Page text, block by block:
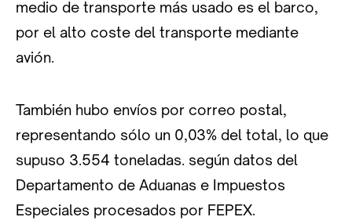
medio de transporte más usado es el barco,
por el alto coste del transporte mediante
avión.
También hubo envíos por correo postal,
representando sólo un 0,03% del total, lo que
supuso 3.554 toneladas. según datos del
Departamento de Aduanas e Impuestos
Especiales procesados por FEPEX.